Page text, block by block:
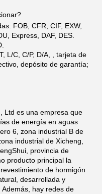
FOB, CFR, CIF, EXW,
Express, DAF, DES.
L/C, C/P, D/A, , tarjeta de
depósito de garantía;
Ltd es una empresa que
de energía en aguas
6, zona industrial B de
industrial de Xicheng,
provincia de
producto principal la
de hormigón
desarrollada y
hay redes de